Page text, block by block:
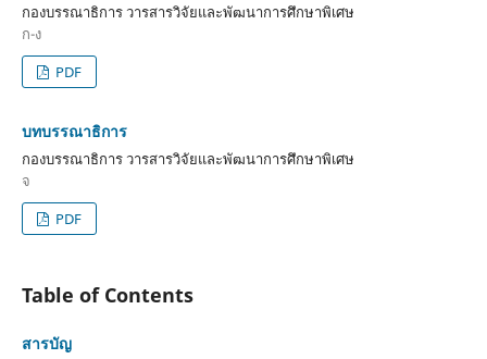
กองบรรณาธิการ วารสารวิจัยและพัฒนาการศึกษาพิเศษ
ก-ง
PDF
บทบรรณาธิการ
กองบรรณาธิการ วารสารวิจัยและพัฒนาการศึกษาพิเศษ
จ
PDF
Table of Contents
สารบัญ